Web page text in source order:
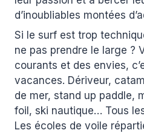
d’inoubliables montées
Si le surf est trop
ne pas prendre le large ?
courants et des envies,
vacances. Dériveur,
de mer, stand up paddle,
foil, ski nautique… Tous
Les écoles de voile